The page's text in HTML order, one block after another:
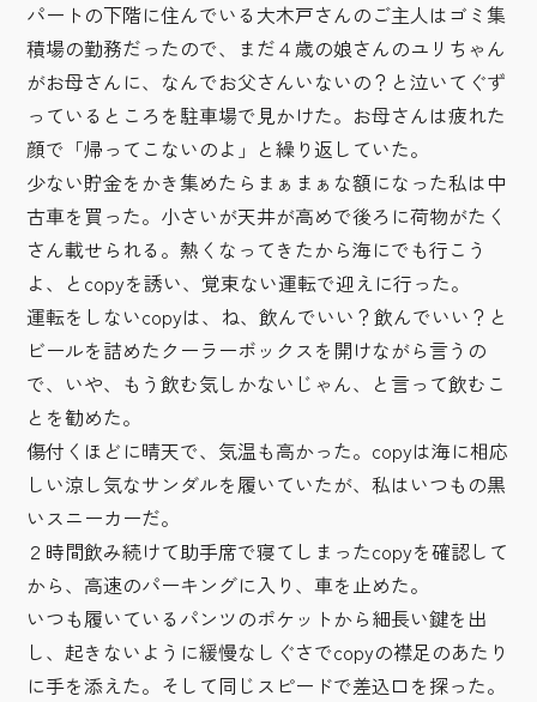
パートの下階に住んでいる大木戸さんのご主人はゴミ集
積場の勤務だったので、まだ４歳の娘さんのユリちゃん
がお母さんに、なんでお父さんいないの？と泣いてぐず
っているところを駐車場で見かけた。お母さんは疲れた
顔で「帰ってこないのよ」と繰り返していた。
少ない貯金をかき集めたらまぁまぁな額になった私は中
古車を買った。小さいが天井が高めで後ろに荷物がたく
さん載せられる。熱くなってきたから海にでも行こう
よ、とcopyを誘い、覚束ない運転で迎えに行った。
運転をしないcopyは、ね、飲んでいい？飲んでいい？と
ビールを詰めたクーラーボックスを開けながら言うの
で、いや、もう飲む気しかないじゃん、と言って飲むこ
とを勧めた。
傷付くほどに晴天で、気温も高かった。copyは海に相応
しい涼し気なサンダルを履いていたが、私はいつもの黒
いスニーカーだ。
２時間飲み続けて助手席で寝てしまったcopyを確認して
から、高速のパーキングに入り、車を止めた。
いつも履いているパンツのポケットから細長い鍵を出
し、起きないように緩慢なしぐさでcopyの襟足のあたり
に手を添えた。そして同じスピードで差込口を探った。